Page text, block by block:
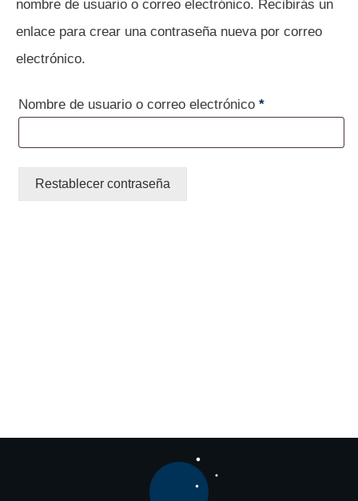
nombre de usuario o correo electrónico. Recibirás un
enlace para crear una contraseña nueva por correo
electrónico.
Nombre de usuario o correo electrónico *Obligatorio
Restablecer contraseña